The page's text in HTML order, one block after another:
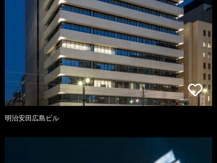
明治安田広島ビル